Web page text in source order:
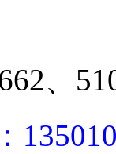
、